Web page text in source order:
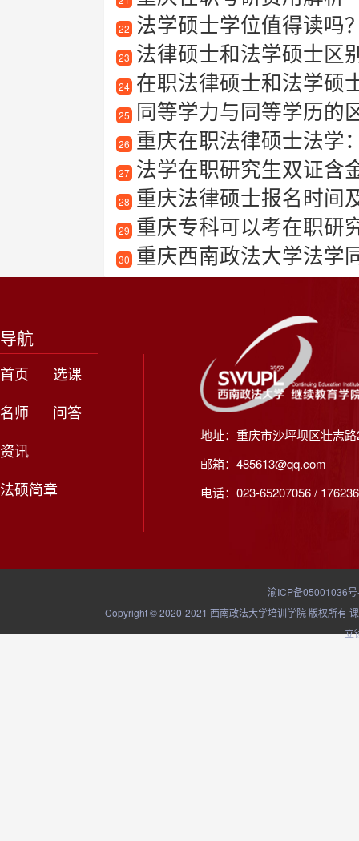
22 法学硕士学位值得读吗？
23 法律硕士和法学硕士区
24 在职法律硕士和法学硕
25 同等学力与同等学历的
26 重庆在职法律硕士法学
27 法学在职研究生双证含金
28 重庆法律硕士报名时间
29 重庆专科可以考在职研
30 重庆西南政法大学法学
导航
首页
选课
名师
问答
资讯
法硕简章
地址：重庆市沙坪坝区壮志
邮箱：485613@qq.com
电话：023-65207056 /
渝ICP备05001036
Copyright © 2020-2021 西南政法大学培训学院 版权所有
立